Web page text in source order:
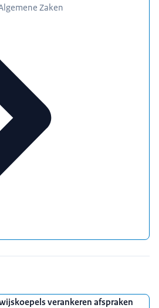
Zaken
verankeren afspraken